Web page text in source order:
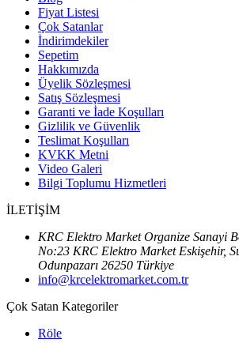
Fiyat Listesi
Çok Satanlar
İndirimdekiler
Sepetim
Hakkımızda
Üyelik Sözleşmesi
Satış Sözleşmesi
Garanti ve İade Koşulları
Gizlilik ve Güvenlik
Teslimat Koşulları
KVKK Metni
Video Galeri
Bilgi Toplumu Hizmetleri
İLETİŞİM
KRC Elektro Market Organize Sanayi
No:23 KRC Elektro Market Eskişehir,
Odunpazarı 26250 Türkiye
info@krcelektromarket.com.tr
Çok Satan Kategoriler
Röle